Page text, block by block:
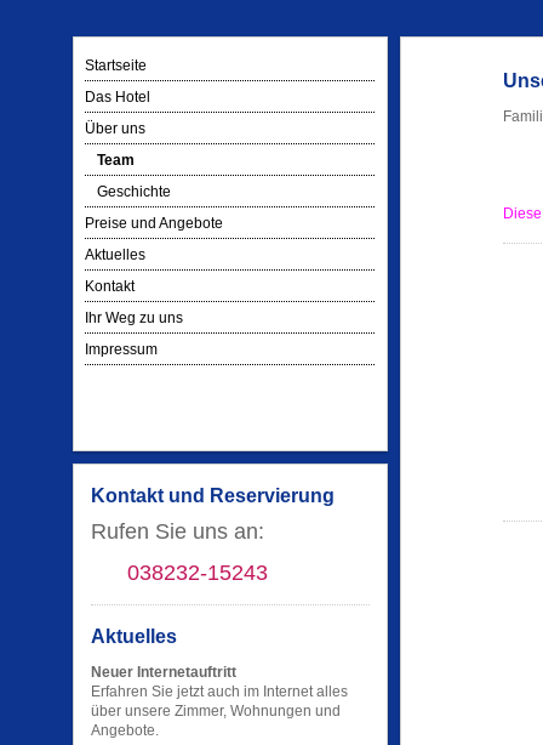
Startseite
Das Hotel
Über uns
Team
Geschichte
Preise und Angebote
Aktuelles
Kontakt
Ihr Weg zu uns
Impressum
Kontakt und Reservierung
Rufen Sie uns an:
038232-15243
Aktuelles
Neuer Internetauftritt
Erfahren Sie jetzt auch im Internet alles
über unsere Zimmer, Wohnungen und
Angebote.